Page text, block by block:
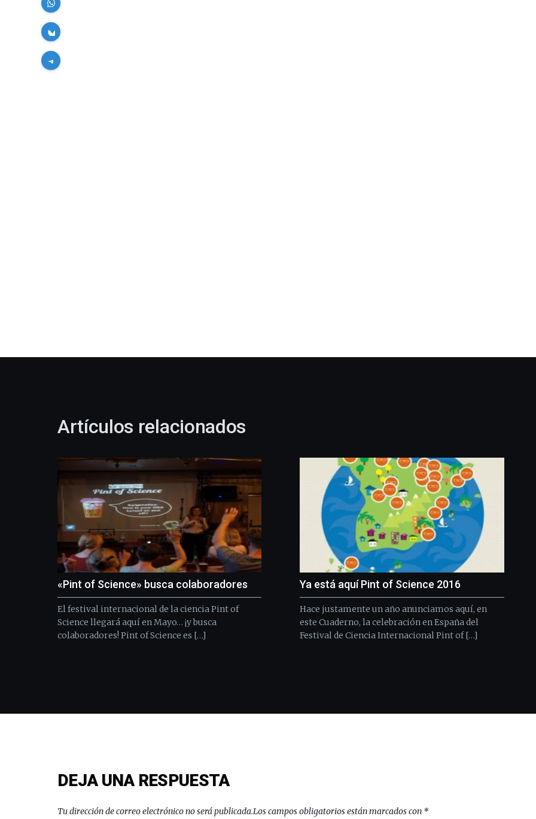
Artículos relacionados
«Pint of Science» busca colaboradores
El festival internacional de la ciencia Pint of
Science llegará aquí en Mayo… ¡y busca
colaboradores! Pint of Science es […]
Ya está aquí Pint of Science 2016
Hace justamente un año anunciamos aquí, en
este Cuaderno, la celebración en España del
Festival de Ciencia Internacional Pint of […]
DEJA UNA RESPUESTA
Tu dirección de correo electrónico no será publicada.Los campos obligatorios están marcados con *